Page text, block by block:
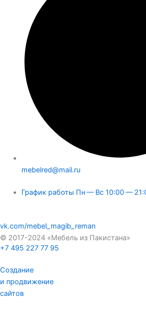
mebelred@mail.ru
График работы Пн — Вс 10:00 —
vk.com/mebel_magib_reman
© 2017-2024 «Мебель из Пакистана»
+7 495 227 77 95
Создание
и продвижение
сайтов